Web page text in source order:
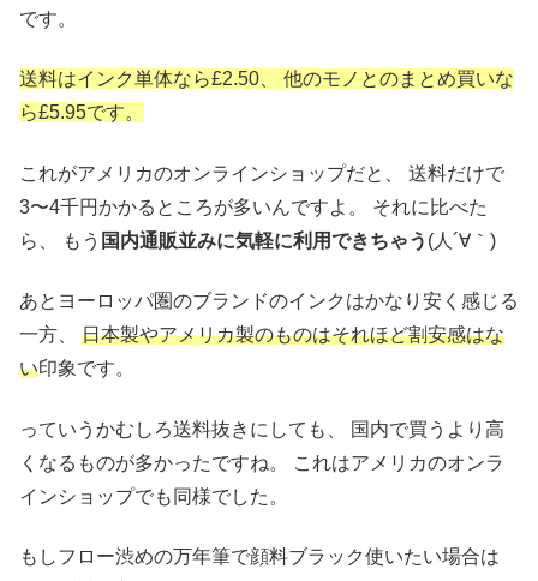
です。
送料はインク単体なら£2.50、
他のモノとのまとめ買いな
ら£5.95です。
これがアメリカのオンラインショップだと、
送料だけで
3〜4千円かかるところが多いんですよ。
それに比べた
ら、
もう 国内通販並みに気軽に利用できちゃう (人´∀｀)
あとヨーロッパ圏のブランドのインクはかなり安く感じる
一方、
日本製やアメリカ製のものはそれほど割安感はな
い印象です。
っていうかむしろ送料抜きにしても、
国内で買うより高
くなるものが多かったですね。
これはアメリカのオンラ
インショップでも同様でした。
もしフロー渋めの万年筆で顔料ブラック使いたい場合は